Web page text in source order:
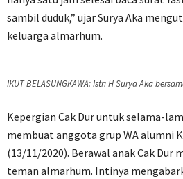
sambil duduk,” ujar Surya Aka
keluarga almarhum.
IKUT BELASUNGKAWA: Istri H Surya Aka
Kepergian Cak Dur untuk selama-
membuat anggota grup WA alumni
(13/11/2020). Berawal anak Cak Dur
teman almarhum. Intinya